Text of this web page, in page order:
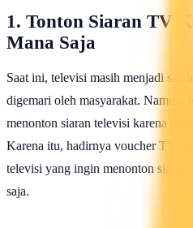
1. Tonton Siaran TV
Mana Saja
Saat ini, televisi masih menjadi
digemari oleh masyarakat. Namun,
menonton siaran televisi karena
Karena itu, hadirnya voucher TV
televisi yang ingin menonton siaran
saja.